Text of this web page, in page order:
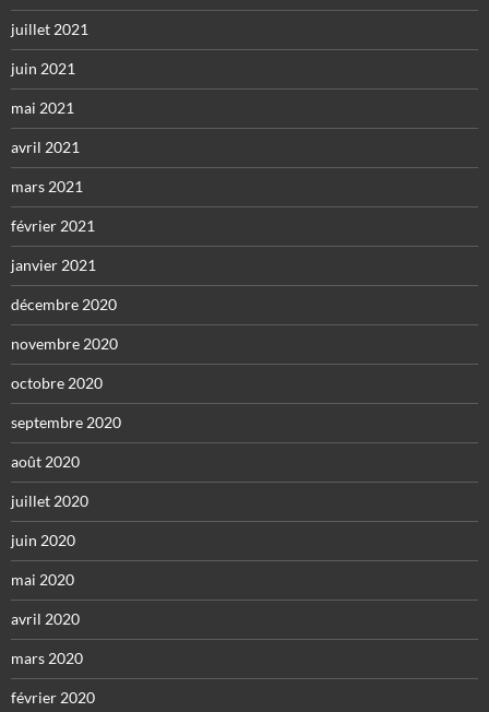
juillet 2021
juin 2021
mai 2021
avril 2021
mars 2021
février 2021
janvier 2021
décembre 2020
novembre 2020
octobre 2020
septembre 2020
août 2020
juillet 2020
juin 2020
mai 2020
avril 2020
mars 2020
février 2020